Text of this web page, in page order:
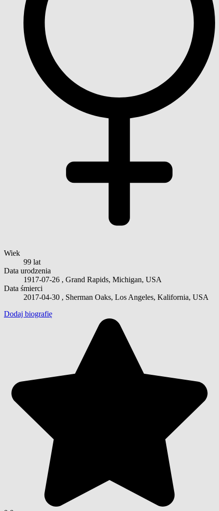
Wiek
99 lat
Data urodzenia
1917-07-26 , Grand Rapids, Michigan, USA
Data śmierci
2017-04-30 , Sherman Oaks, Los Angeles, Kalifornia, USA
Dodaj biografię